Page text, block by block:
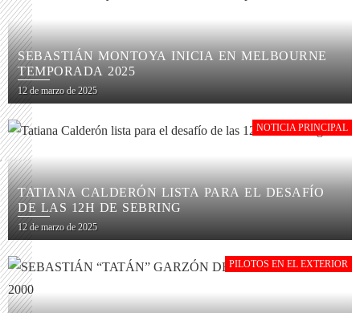
SEBASTIÁN MONTOYA INICIA EN MELBOURNE
TEMPORADA 2025
12 de marzo de 2025
NOTICIA PRINCIPAL
TATIANA CALDERÓN LISTA PARA EL DESAFÍO
DE LAS 12H DE SEBRING
12 de marzo de 2025
PILOTOS EN EL EXTERIOR